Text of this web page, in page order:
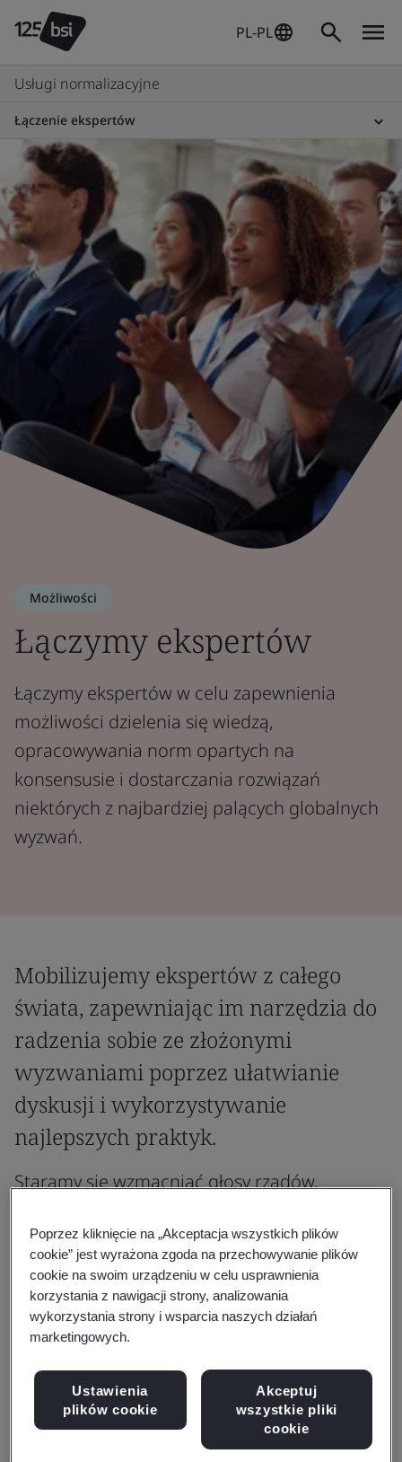
PL-PL
Usługi normalizacyjne
Łączenie ekspertów
Możliwości
Łączymy ekspertów
Łączymy ekspertów w celu zapewnienia
możliwości dzielenia się wiedzą,
opracowywania norm opartych na
konsensusie i dostarczania rozwiązań
niektórych z najbardziej palących globalnych
wyzwań.
Mobilizujemy ekspertów z całego
świata, zapewniając im narzędzia do
radzenia sobie ze złożonymi
wyzwaniami poprzez ułatwianie
dyskusji i wykorzystywanie
najlepszych praktyk.
Staramy się wzmacniać głosy rządów,
konsumentów, młodych profesjonalistów i
studentów, aby wspierać transformację rynku
i umożliwić zrównoważony wzrost dla
wszystkich.
Nasze wszechstronne zaangażowanie w pracę z
ekspertami ułatwia identyfikację pojawiających się
trendów, innowacyjnych rozwiązań i potencjalnych
zagrożeń. Gwarantuje to, że nasze normy i
Poprzez kliknięcie na „Akceptacja wszystkich plików
cookie” jest wyrażona zgoda na przechowywanie plików
cookie na swoim urządzeniu w celu usprawnienia
korzystania z nawigacji strony, analizowania
wykorzystania strony i wsparcia naszych działań
marketingowych.
Ustawienia
plików cookie
Akceptuj
wszystkie pliki
cookie